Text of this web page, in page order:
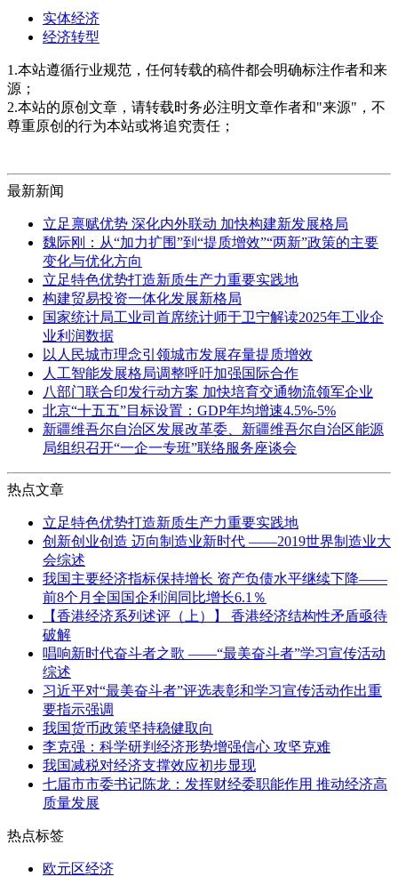
实体经济
经济转型
1.本站遵循行业规范，任何转载的稿件都会明确标注作者和来
源；
2.本站的原创文章，请转载时务必注明文章作者和"来源"，不
尊重原创的行为本站或将追究责任；
最新新闻
立足禀赋优势 深化内外联动 加快构建新发展格局
魏际刚：从“加力扩围”到“提质增效”“两新”政策的主要
变化与优化方向
立足特色优势打造新质生产力重要实践地
构建贸易投资一体化发展新格局
国家统计局工业司首席统计师于卫宁解读2025年工业企
业利润数据
以人民城市理念引领城市发展存量提质增效
人工智能发展格局调整呼吁加强国际合作
八部门联合印发行动方案 加快培育交通物流领军企业
北京“十五五”目标设置：GDP年均增速4.5%-5%
新疆维吾尔自治区发展改革委、新疆维吾尔自治区能源
局组织召开“一企一专班”联络服务座谈会
热点文章
立足特色优势打造新质生产力重要实践地
创新创业创造 迈向制造业新时代 ——2019世界制造业大
会综述
我国主要经济指标保持增长 资产负债水平继续下降——
前8个月全国国企利润同比增长6.1％
【香港经济系列述评（上）】 香港经济结构性矛盾亟待
破解
唱响新时代奋斗者之歌 ——“最美奋斗者”学习宣传活动
综述
习近平对“最美奋斗者”评选表彰和学习宣传活动作出重
要指示强调
我国货币政策坚持稳健取向
李克强：科学研判经济形势增强信心 攻坚克难
我国减税对经济支撑效应初步显现
七届市市委书记陈龙：发挥财经委职能作用 推动经济高
质量发展
热点标签
欧元区经济